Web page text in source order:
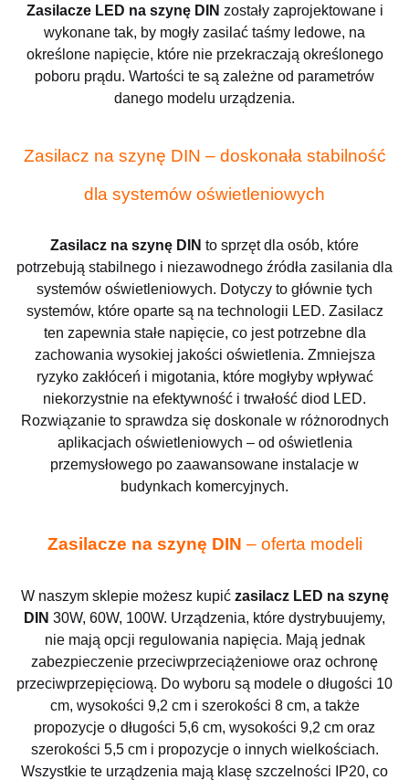
Zasilacze LED na szynę DIN zostały zaprojektowane i
wykonane tak, by mogły zasilać taśmy ledowe, na
określone napięcie, które nie przekraczają określonego
poboru prądu. Wartości te są zależne od parametrów
danego modelu urządzenia.
Zasilacz na szynę DIN – doskonała stabilność
dla systemów oświetleniowych
Zasilacz na szynę DIN to sprzęt dla osób, które
potrzebują stabilnego i niezawodnego źródła zasilania dla
systemów oświetleniowych. Dotyczy to głównie tych
systemów, które oparte są na technologii LED. Zasilacz
ten zapewnia stałe napięcie, co jest potrzebne dla
zachowania wysokiej jakości oświetlenia. Zmniejsza
ryzyko zakłóceń i migotania, które mogłyby wpływać
niekorzystnie na efektywność i trwałość diod LED.
Rozwiązanie to sprawdza się doskonale w różnorodnych
aplikacjach oświetleniowych – od oświetlenia
przemysłowego po zaawansowane instalacje w
budynkach komercyjnych.
Zasilacze na szynę DIN – oferta modeli
W naszym sklepie możesz kupićzasilacz LED na szynę
DIN 30W, 60W, 100W. Urządzenia, które dystrybuujemy,
nie mają opcji regulowania napięcia. Mają jednak
zabezpieczenie przeciwprzeciążeniowe oraz ochronę
przeciwprzepięciową. Do wyboru są modele o długości 10
cm, wysokości 9,2 cm i szerokości 8 cm, a także
propozycje o długości 5,6 cm, wysokości 9,2 cm oraz
szerokości 5,5 cm i propozycje o innych wielkościach.
Wszystkie te urządzenia mają klasę szczelności IP20, co